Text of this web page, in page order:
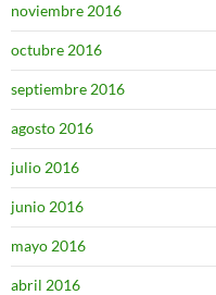
noviembre 2016
octubre 2016
septiembre 2016
agosto 2016
julio 2016
junio 2016
mayo 2016
abril 2016